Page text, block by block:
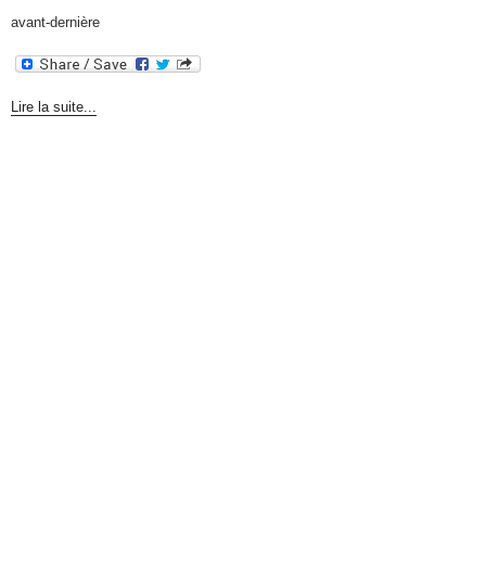
avant-dernière
Lire la suite...